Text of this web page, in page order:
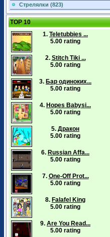
Стрелялки (823)
TOP 10
1. Teletubbies ...
5.00 rating
2. Stitch Tiki ...
5.00 rating
3. Бар одиноких...
5.00 rating
4. Hopes Babysi...
5.00 rating
5. Дракон
5.00 rating
6. Russian Affa...
5.00 rating
7. One-Off Prot...
5.00 rating
8. Falafel King
5.00 rating
9. Are You Read...
5.00 rating